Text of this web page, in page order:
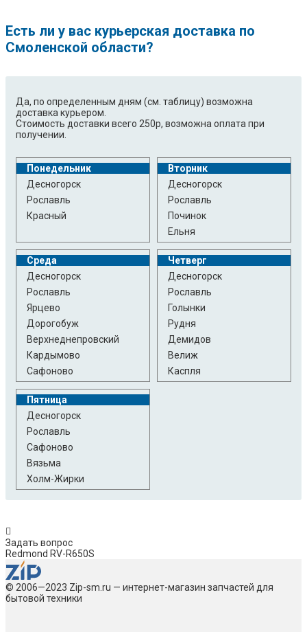
Есть ли у вас курьерская доставка по
Смоленской области?
Да, по определенным дням (см. таблицу) возможна
доставка курьером.
Стоимость доставки всего 250р, возможна оплата при
получении.
Понедельник
Десногорск
Рославль
Красный
Вторник
Десногорск
Рославль
Починок
Ельня
Среда
Десногорск
Рославль
Ярцево
Дорогобуж
Верхнеднепровский
Кардымово
Сафоново
Четверг
Десногорск
Рославль
Голынки
Рудня
Демидов
Велиж
Каспля
Пятница
Десногорск
Рославль
Сафоново
Вязьма
Холм-Жирки
Задать вопрос
Redmond RV-R650S
© 2006—2023 Zip-sm.ru — интернет-магазин запчастей для
бытовой техники